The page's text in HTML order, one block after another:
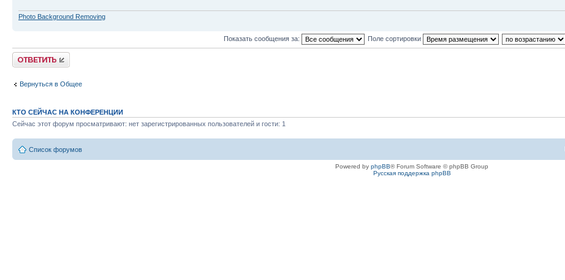
Photo Background Removing
Показать сообщения за: Поле сортировки
Ответить
Вернуться в Общее
КТО СЕЙЧАС НА КОНФЕРЕНЦИИ
Сейчас этот форум просматривают: нет зарегистрированных пользователей и гости: 1
Список форумов
Powered by phpBB® Forum Software © phpBB Group
Русская поддержка phpBB